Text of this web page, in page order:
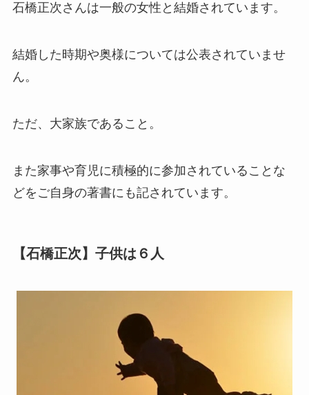
石橋正次さんは一般の女性と結婚されています。
結婚した時期や奥様については公表されていませ
ん。
ただ、大家族であること。
また家事や育児に積極的に参加されていることな
どをご自身の著書にも記されています。
【石橋正次】子供は６人